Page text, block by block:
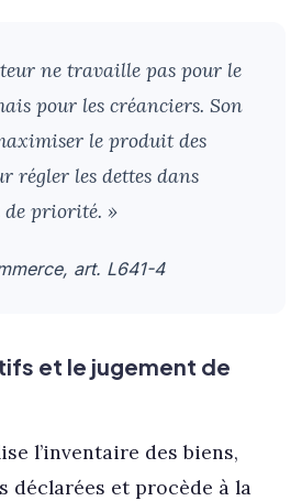
ne travaille pas pour le
pour les créanciers. Son
le produit des
régler les dettes dans
de priorité. »
art. L641-4
et le jugement de
l’inventaire des biens,
déclarées et procède à la